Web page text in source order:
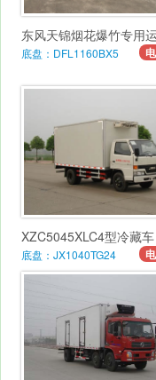
东风天锦烟花爆竹专用
底盘：DFL1160BX5
XZC5045XLC4型冷藏车
底盘：JX1040TG24